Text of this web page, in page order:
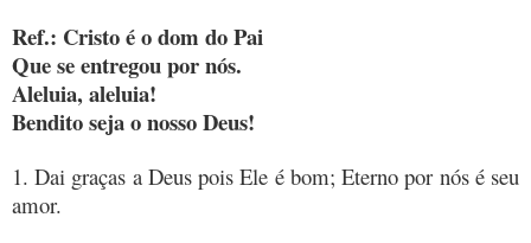
Ref.: Cristo é o dom do Pai
Que se entregou por nós.
Aleluia, aleluia!
Bendito seja o nosso Deus!
1. Dai graças a Deus pois Ele é bom; Eterno por nós é seu
amor.